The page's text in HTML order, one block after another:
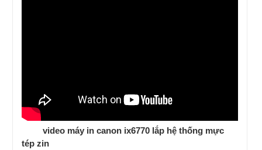
video máy in canon ix6770 lắp hệ thống mực
tép zin